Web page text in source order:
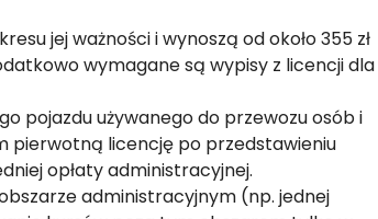
jej ważności i wynoszą od około 355 zł
wymagane są wypisy z licencji dla
pojazdu używanego do przewozu osób i
pierwotną licencję po przedstawieniu
opłaty administracyjnej.
administracyjnym (np. jednej